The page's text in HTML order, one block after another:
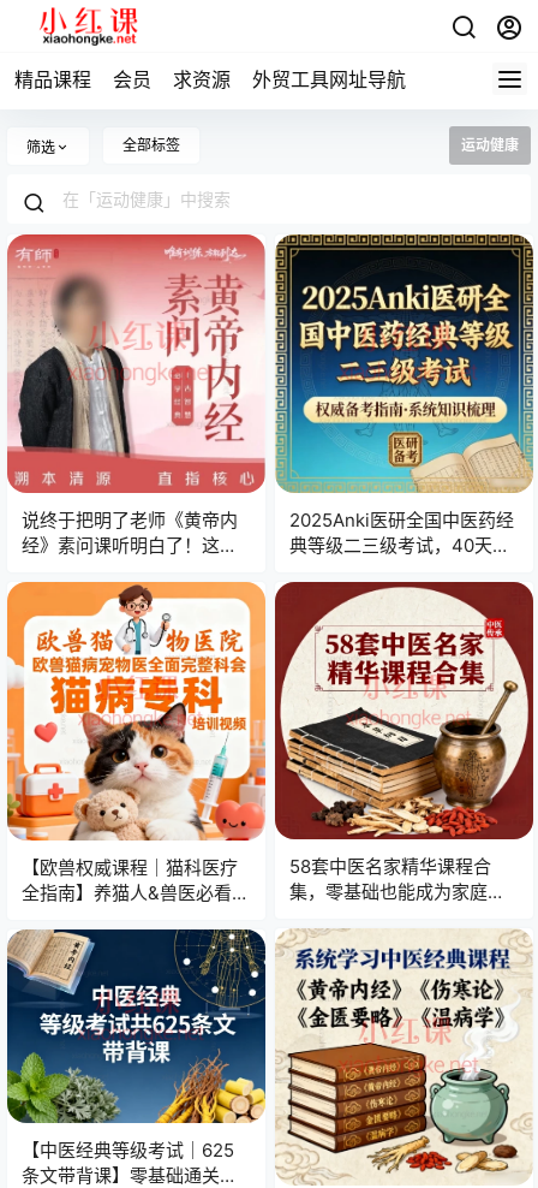
精品课程 会员 求资源 外贸工具网址导航
筛选 全部标签 运动健康
说终于把明了老师《黄帝内
经》素问课听明白了！这才
2025Anki医研全国中医药经
典等级二三级考试，40天攻
达三级，小白也能听懂《伤
寒论》！
【欧兽权威课程｜猫科医疗
全指南】养猫人&兽医必看！
58套中医名家精华课程合
集，零基础也能成为家庭健
【中医经典等级考试｜625
条文带背课】零基础通关秘